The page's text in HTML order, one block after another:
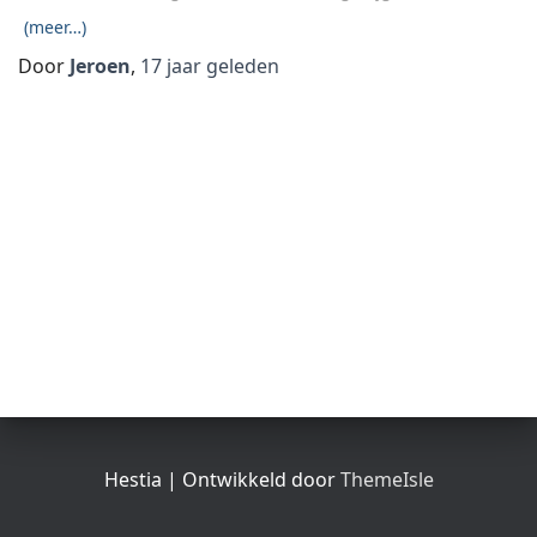
(meer…)
Door Jeroen, 17 jaar geleden
Hestia | Ontwikkeld doorThemeIsle